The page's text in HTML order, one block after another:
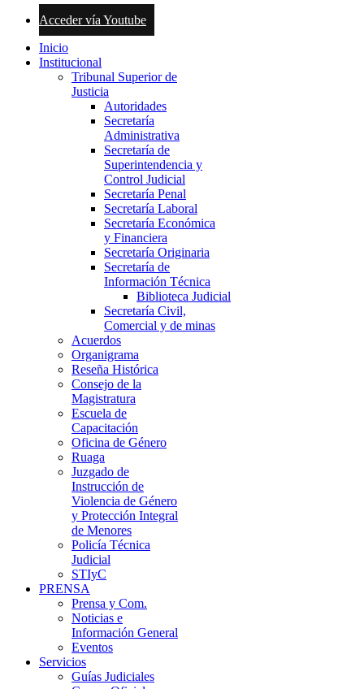
Acceder vía Youtube
Inicio
Institucional
Tribunal Superior de
Justicia
Autoridades
Secretaría
Administrativa
Secretaría de
Superintendencia y
Control Judicial
Secretaría Penal
Secretaría Laboral
Secretaría Económica
y Financiera
Secretaría Originaria
Secretaría de
Información Técnica
Biblioteca Judicial
Secretaría Civil,
Comercial y de minas
Acuerdos
Organigrama
Reseña Histórica
Consejo de la
Magistratura
Escuela de
Capacitación
Oficina de Género
Ruaga
Juzgado de
Instrucción de
Violencia de Género
y Protección Integral
de Menores
Policía Técnica
Judicial
STIyC
PRENSA
Prensa y Com.
Noticias e
Información General
Eventos
Servicios
Guías Judiciales